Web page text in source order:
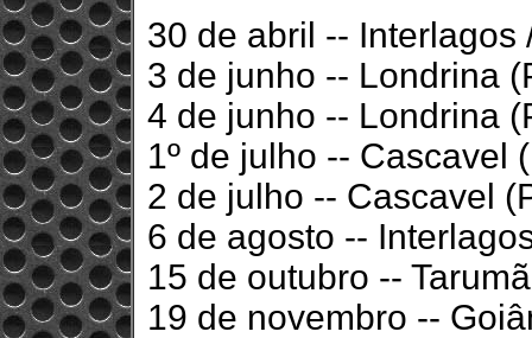
30 de abril -- Interlagos
3 de junho -- Londrina
4 de junho -- Londrina
1º de julho -- Cascavel
2 de julho -- Cascavel
6 de agosto --
15 de outubro --
19 de novembro --